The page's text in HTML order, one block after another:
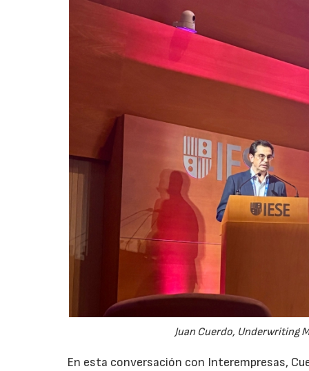
Juan Cuerdo, Underwriting
En esta conversación con Interempresas,